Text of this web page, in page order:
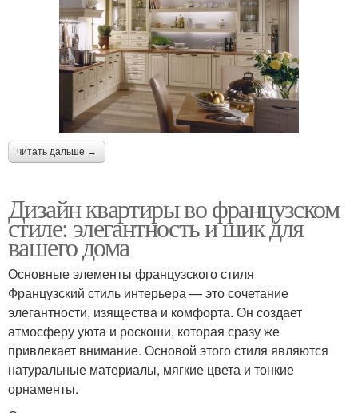
читать дальше →
Дизайн квартиры во французском
стиле: элегантность и шик для
вашего дома
Основные элементы французского стиля
Французский стиль интерьера — это сочетание
элегантности, изящества и комфорта. Он создает
атмосферу уюта и роскоши, которая сразу же
привлекает внимание. Основой этого стиля являются
натуральные материалы, мягкие цвета и тонкие
орнаменты.